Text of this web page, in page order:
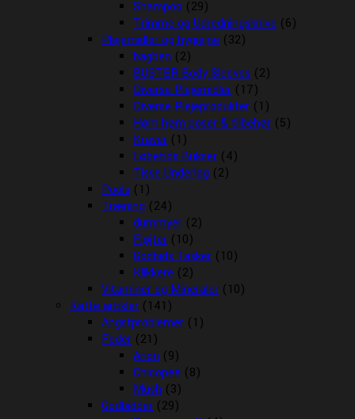
Shampoo (29)
Trimme og Udredningsknive (6)
Plejemidler og hygiejne (32)
bagben (2)
BUSTER Body Sleeves (2)
Diverse Plejemidler (17)
Diverse Plejeprodukter (1)
Høm høm poser & tilbehør (5)
Kraver (1)
Løbetids Bukser (4)
Tisse Underlag (2)
Pools (1)
Træning (24)
dummyer (2)
Fløjter (10)
Godbids Tasker (10)
Klikkere (2)
Vitaminer og Mineraler (10)
Katte artikler (141)
Angstproblemer (1)
Foder (21)
Arion (9)
Chicopee (8)
Mush (3)
Godbidder (29)